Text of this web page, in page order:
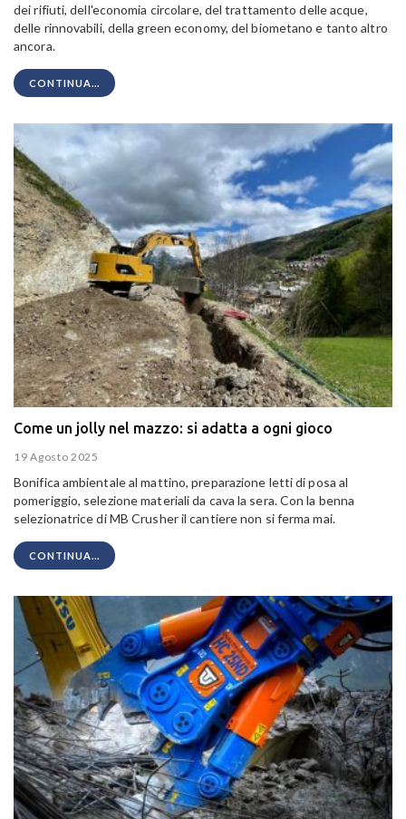
dei rifiuti, dell'economia circolare, del trattamento delle acque,
delle rinnovabili, della green economy, del biometano e tanto altro
ancora.
CONTINUA...
Come un jolly nel mazzo: si adatta a ogni gioco
19 Agosto 2025
Bonifica ambientale al mattino, preparazione letti di posa al
pomeriggio, selezione materiali da cava la sera. Con la benna
selezionatrice di MB Crusher il cantiere non si ferma mai.
CONTINUA...